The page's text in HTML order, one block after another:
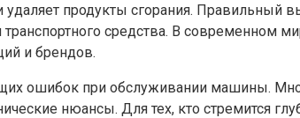
удаляет продукты сгорания. Правильный
средства. В современном
и брендов.
ошибок при обслуживании машины.
нюансы. Для тех, кто стремится